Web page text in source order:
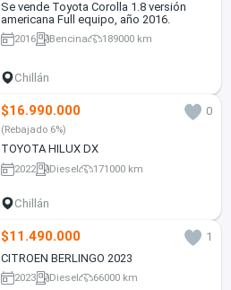
Se vende Toyota Corolla 1.8 versión
americana Full equipo, año 2016.
2016 Bencina 189000 km
Chillán
$16.990.000 0
(Rebajado 6%)
TOYOTA HILUX DX
2022 Diesel 171000 km
Chillán
$11.490.000
1
CITROEN BERLINGO 2023
2023 Diesel 66000 km